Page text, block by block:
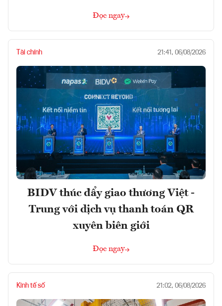
Đọc ngay
Tài chính 21:41, 06/08/2026
BIDV thúc đẩy giao thương Việt -
Trung với dịch vụ thanh toán QR
xuyên biên giới
Đọc ngay
Kinh tế số 21:02, 06/08/2026